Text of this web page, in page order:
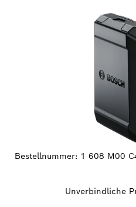
Bestellnummer: 1 608 M00
Unverbindliche